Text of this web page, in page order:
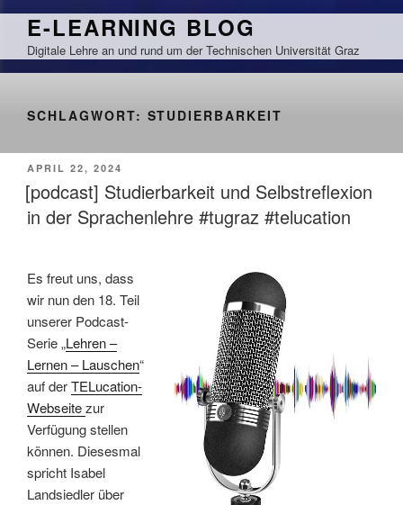
Zum
springen
E-LEARNING BLOG
Digitale Lehre an und rund um der Technischen Universität Graz
SCHLAGWORT: STUDIERBARKEIT
VERÖFFENTLICHT
AM
APRIL 22, 2024
[podcast] Studierbarkeit und Selbstreflexion
in der Sprachenlehre #tugraz #telucation
Es freut uns, dass
wir nun den 18. Teil
unserer Podcast-
Serie „Lehren –
Lernen – Lauschen“
auf derTELucation-
Webseitezur
Verfügung stellen
können. Diesesmal
spricht Isabel
Landsiedler über